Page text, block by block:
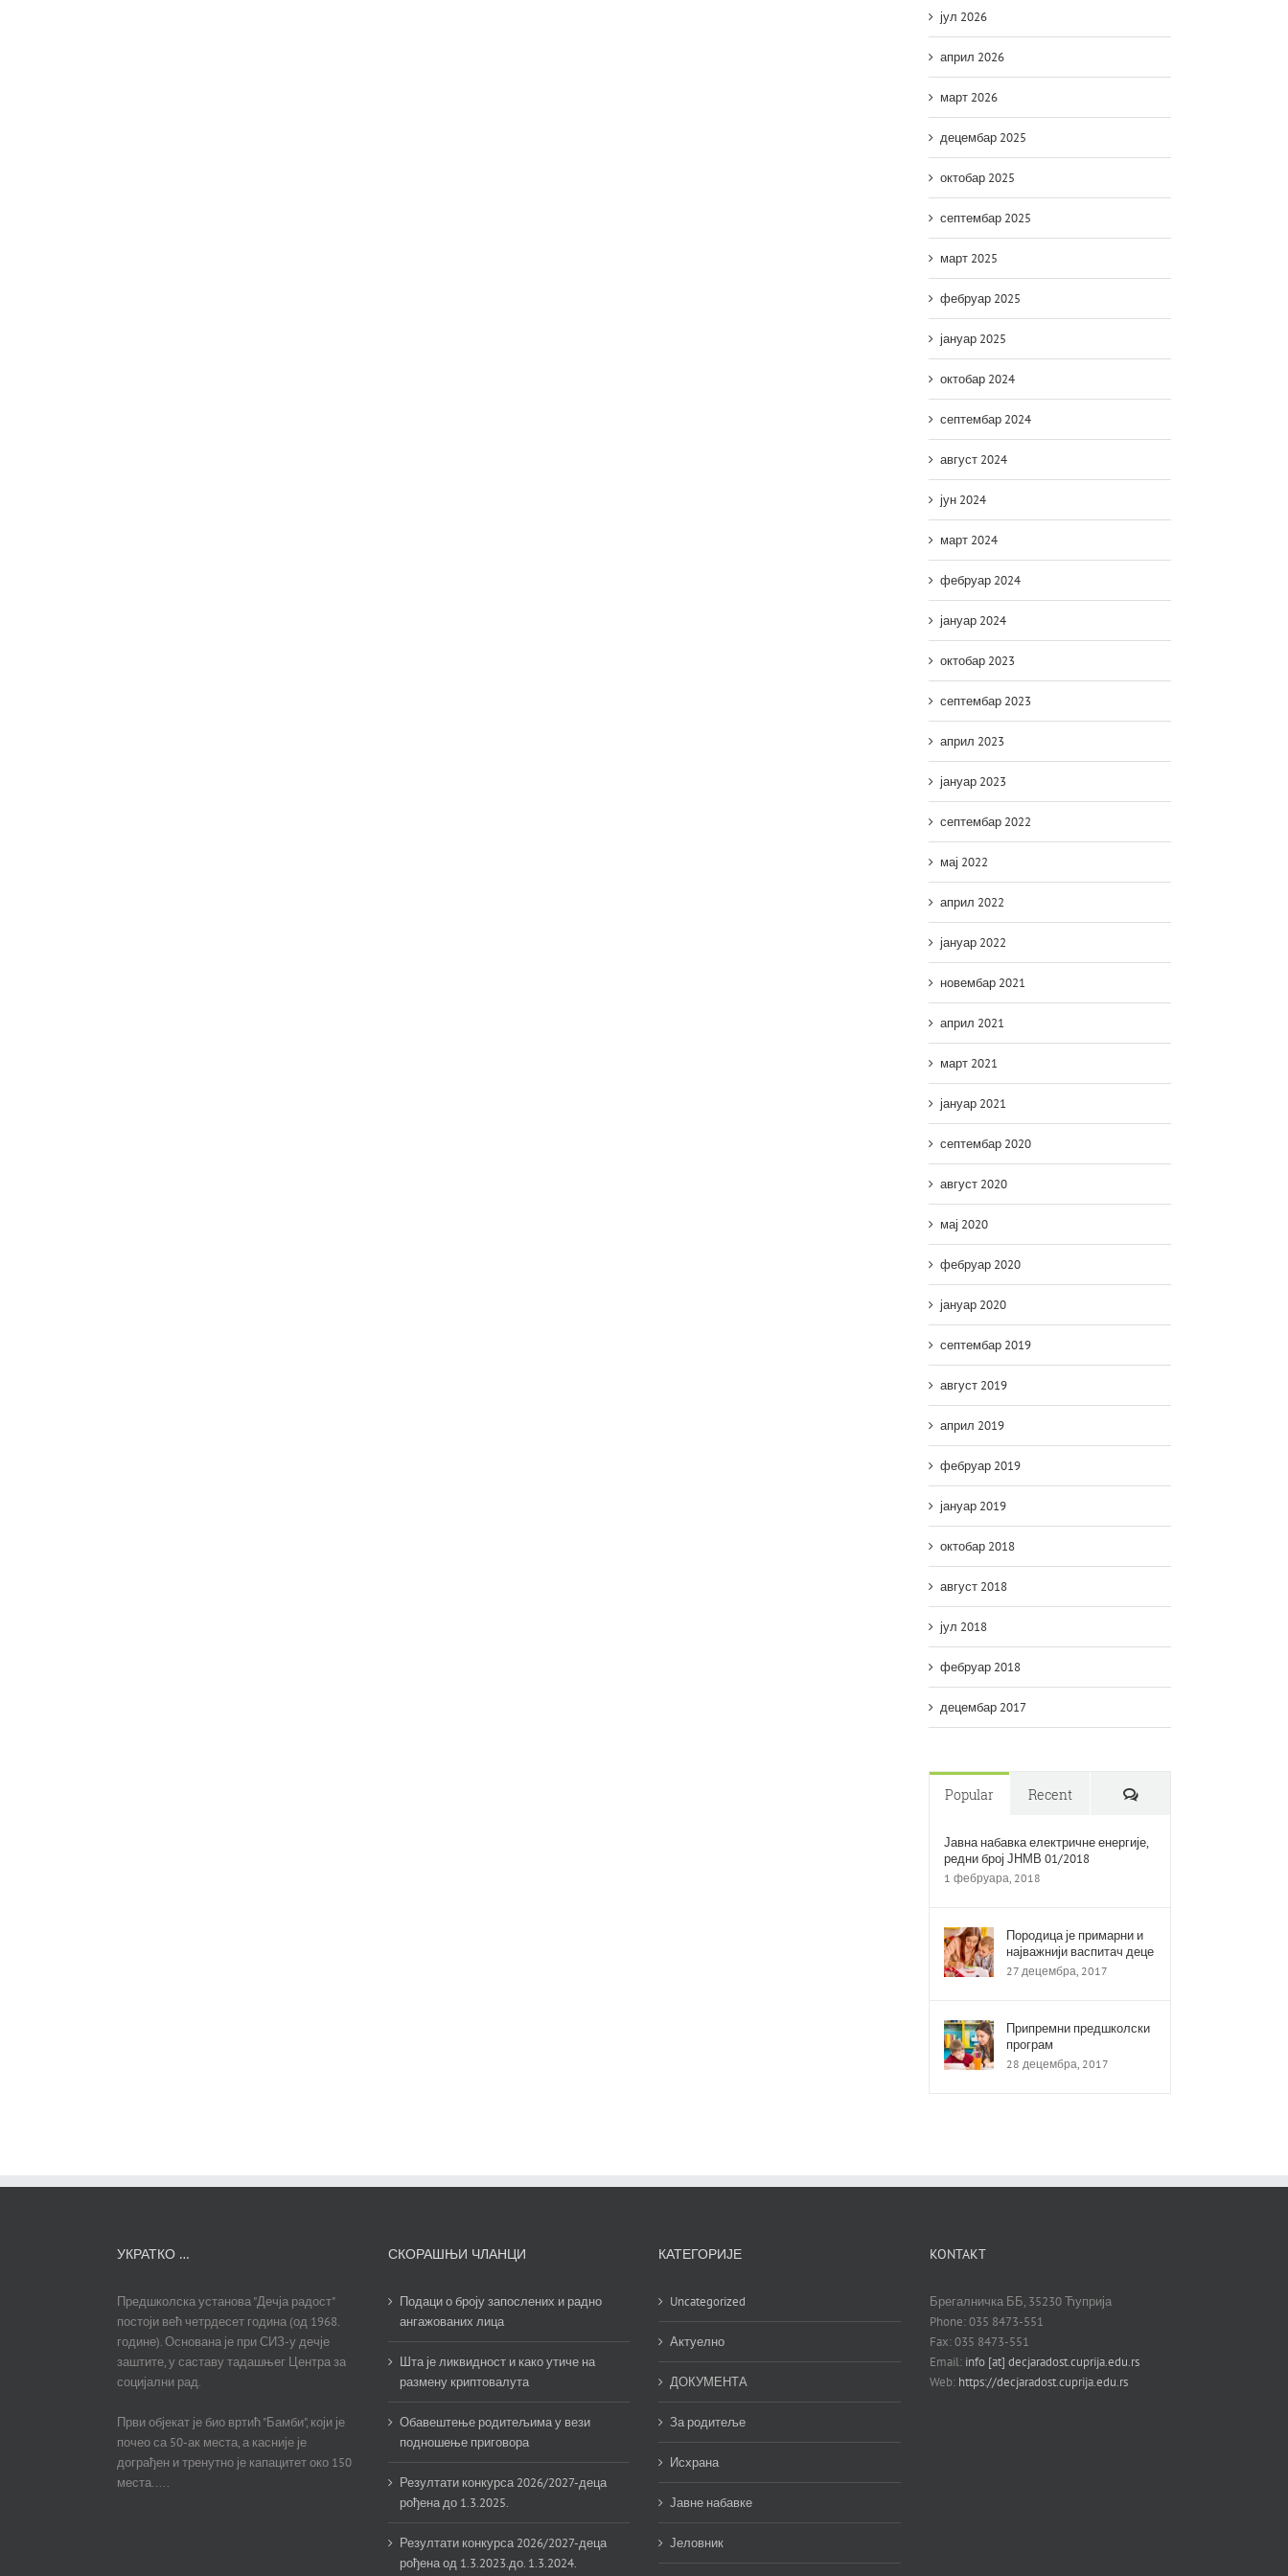
јул 2026
април 2026
март 2026
децембар 2025
октобар 2025
септембар 2025
март 2025
фебруар 2025
јануар 2025
октобар 2024
септембар 2024
август 2024
јун 2024
март 2024
фебруар 2024
јануар 2024
октобар 2023
септембар 2023
април 2023
јануар 2023
септембар 2022
мај 2022
април 2022
јануар 2022
новембар 2021
април 2021
март 2021
јануар 2021
септембар 2020
август 2020
мај 2020
фебруар 2020
јануар 2020
септембар 2019
август 2019
април 2019
фебруар 2019
јануар 2019
октобар 2018
август 2018
јул 2018
фебруар 2018
децембар 2017
Popular Recent Comments
Јавна набавка електричне енергије,
редни број ЈНМВ 01/2018
1 фебруара, 2018
Породица је примарни и
најважнији васпитач деце
27 децембра, 2017
Припремни предшколски
програм
28 децембра, 2017
УКРАТКО …
Предшколска установа "Дечја радост"
постоји већ четрдесет година (од 1968.
године). Основана је при СИЗ-у дечје
заштите, у саставу тадашњег Центра за
социјални рад.
Први објекат је био вртић "Бамби", који је
почео са 50-ак места, а касније је
дограђен и тренутно је капацитет око 150
места.....
СКОРАШЊИ ЧЛАНЦИ
Подаци о броју запослених и радно
ангажованих лица
Шта је ликвидност и како утиче на
размену криптовалута
Обавештење родитељима у вези
подношење приговора
Резултати конкурса 2026/2027-деца
рођена до 1.3.2025.
Резултати конкурса 2026/2027-деца
рођена од 1.3.2023.до. 1.3.2024.
КАТЕГОРИЈЕ
Uncategorized
Актуелно
ДОКУМЕНТА
За родитеље
Исхрана
Јавне набавке
Јеловник
KONTAKT
Брегалничка ББ, 35230 Ћуприја
Phone: 035 8473-551
Fax: 035 8473-551
Email: info [at] decjaradost.cuprija.edu.rs
Web: https://decjaradost.cuprija.edu.rs